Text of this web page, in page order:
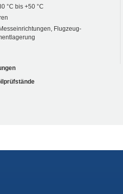
°C bis +50 °C
Flugzeug-